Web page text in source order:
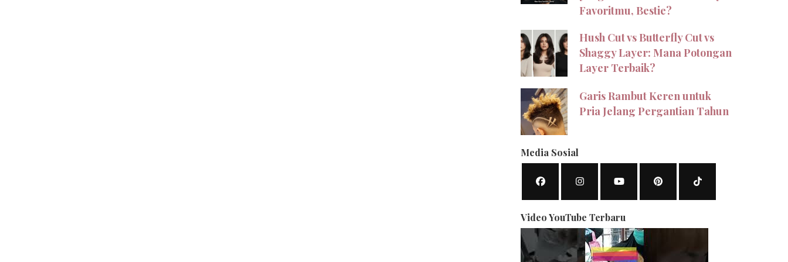
Favoritmu, Bestie?
Hush Cut vs Butterfly Cut vs
Shaggy Layer: Mana Potongan
Layer Terbaik?
Garis Rambut Keren untuk
Pria Jelang Pergantian Tahun
Media Sosial
Video YouTube Terbaru